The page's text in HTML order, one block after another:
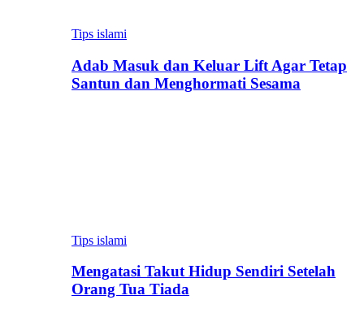
Tips islami
Adab Masuk dan Keluar Lift Agar Tetap
Santun dan Menghormati Sesama
Tips islami
Mengatasi Takut Hidup Sendiri Setelah
Orang Tua Tiada